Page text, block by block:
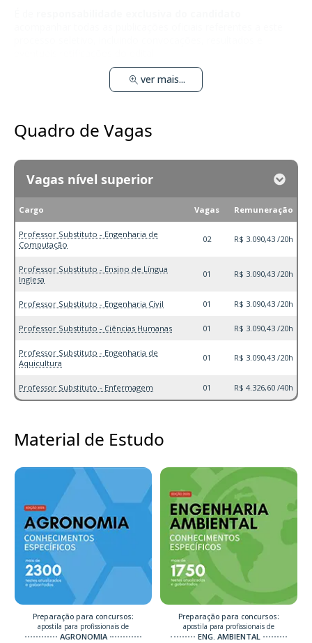
ver mais...
Quadro de Vagas
Vagas nível superior
Cargo Vagas Remuneração
Professor Substituto - Engenharia de
Computação
02 R$ 3.090,43 /20h
Professor Substituto - Ensino de Língua
Inglesa
01 R$ 3.090,43 /20h
Professor Substituto - Engenharia Civil 01 R$ 3.090,43 /20h
Professor Substituto - Ciências Humanas 01 R$ 3.090,43 /20h
Professor Substituto - Engenharia de
Aquicultura
01 R$ 3.090,43 /20h
Professor Substituto - Enfermagem 01 R$ 4.326,60 /40h
Material de Estudo
Preparação para concursos:
apostila para profissionais de
AGRONOMIA
Preparação para concursos:
apostila para profissionais de
ENG. AMBIENTAL